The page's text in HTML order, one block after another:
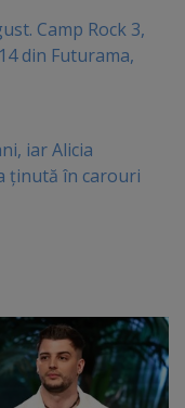
Camp Rock 3,
din Futurama,
iar Alicia
ținută în carouri